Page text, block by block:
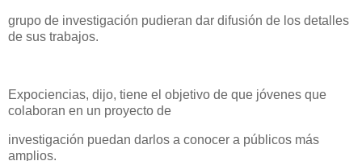
grupo de investigación pudieran dar difusión de los detalles
de sus trabajos.
Expociencias, dijo, tiene el objetivo de que jóvenes que
colaboran en un proyecto de
investigación puedan darlos a conocer a públicos más
amplios.